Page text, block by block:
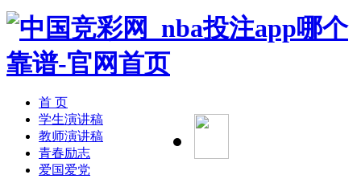
首 页
学生演讲稿
教师演讲稿
青春励志
爱国爱党